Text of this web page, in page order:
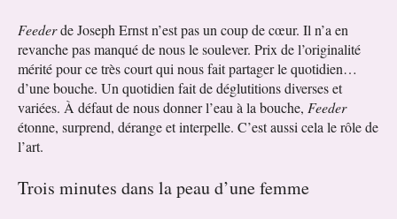
Feederde Joseph Ernst n’est pas un coup de cœur. Il n’a en
revanche pas manqué de nous le soulever. Prix de l’originalité
mérité pour ce très court qui nous fait partager le quotidien…
d’une bouche. Un quotidien fait de déglutitions diverses et
variées. À défaut de nous donner l’eau à la bouche, Feeder
étonne, surprend, dérange et interpelle. C’est aussi cela le rôle de
l’art.
Trois minutes dans la peau d’une femme